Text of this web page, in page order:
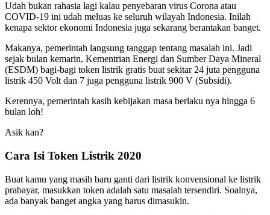
Udah bukan rahasia lagi kalau penyebaran virus Corona atau
COVID-19 ini udah meluas ke seluruh wilayah Indonesia. Inilah
kenapa sektor ekonomi Indonesia juga sekarang berantakan banget.
Makanya, pemerintah langsung tanggap tentang masalah ini. Jadi
sejak bulan kemarin, Kementrian Energi dan Sumber Daya Mineral
(ESDM) bagi-bagi token listrik gratis buat sekitar 24 juta pengguna
listrik 450 Volt dan 7 juga pengguna listrik 900 V (Subsidi).
Kerennya, pemerintah kasih kebijakan masa berlaku nya hingga 6
bulan loh!
Asik kan?
Cara Isi Token Listrik 2020
Buat kamu yang masih baru ganti dari listrik konvensional ke listrik
prabayar, masukkan token adalah satu masalah tersendiri. Soalnya,
ada banyak banget angka yang harus dimasukin.